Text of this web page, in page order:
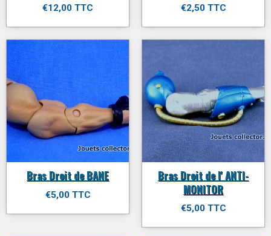
€12,00 TTC €2,50 TTC
Bras Droit de BANE
€5,00 TTC
Bras Droit de l' ANTI-
MONITOR
€5,00 TTC